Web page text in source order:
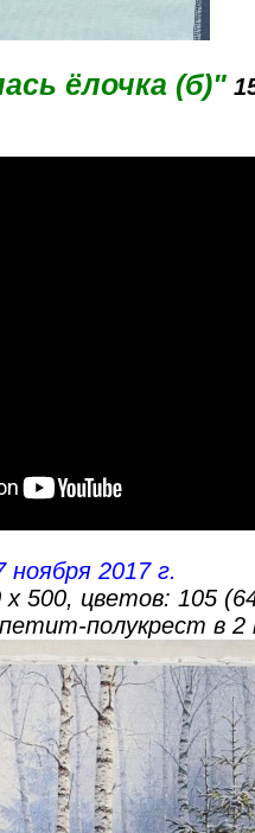
ёлочка (б)"
ноября 2017 г.
500, цветов: 105
полукрест в 2